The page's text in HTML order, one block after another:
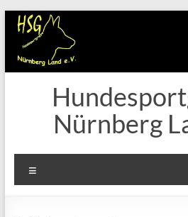
Zum
Inhalt
springen
Nürnberg